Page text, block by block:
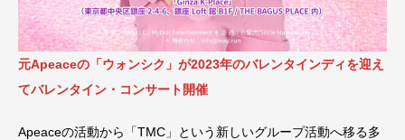
元Apeaceの「ウォンシク」が2023年のバレンタインディを迎え
てバレンタイン・コンサート開催
Apeaceの活動から「TMC」という新しいグループ活動へ移る多